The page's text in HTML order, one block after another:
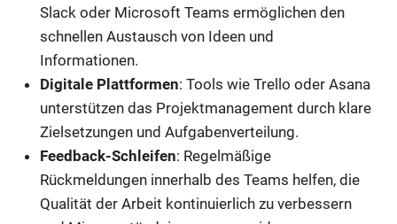
Slack oder Microsoft Teams ermöglichen den
schnellen Austausch von Ideen und
Informationen.
Digitale Plattformen: Tools wie Trello oder Asana
unterstützen das Projektmanagement durch klare
Zielsetzungen und Aufgabenverteilung.
Feedback-Schleifen: Regelmäßige
Rückmeldungen innerhalb des Teams helfen, die
Qualität der Arbeit kontinuierlich zu verbessern